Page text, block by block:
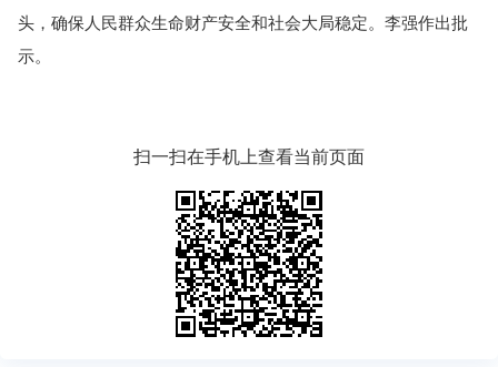
头，确保人民群众生命财产安全和社会大局稳定。李强作出批
示。
扫一扫在手机上查看当前页面